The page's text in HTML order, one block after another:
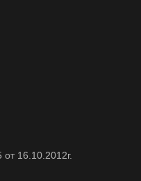
16.10.2012г.